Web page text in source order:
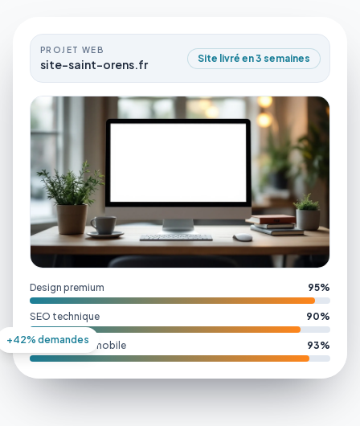
PROJET WEB
site-saint-orens.fr Site livré en 3 semaines
Design premium 95%
SEO technique 90%
Performance mobile 93%
+42% demandes